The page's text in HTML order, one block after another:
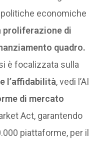
economiche
proliferazione di
quadro.
è focalizzata sulla
l’affidabilità, vedi l’AI
di mercato
Act, garantendo
piattaforme, per il